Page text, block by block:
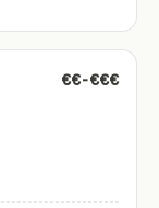
€€-€€€